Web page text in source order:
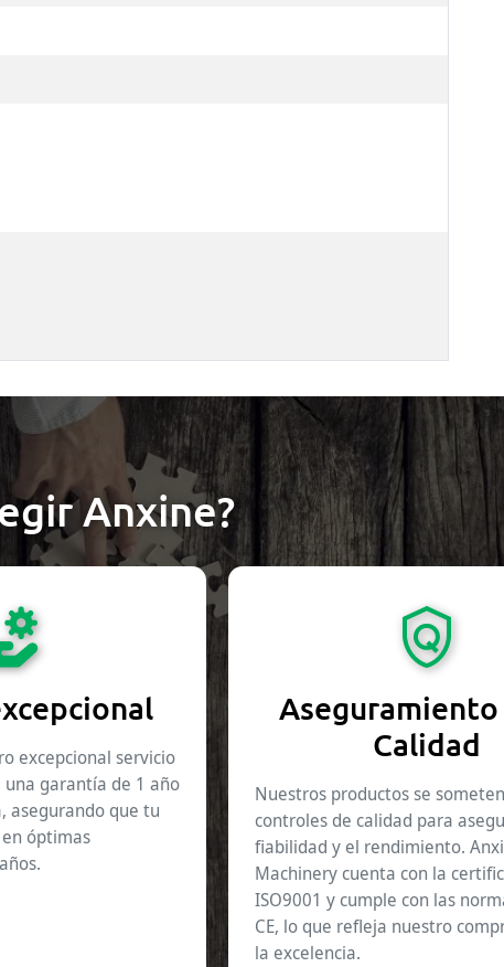
Anxine?
excepcional servicio
garantía de 1 año
asegurando que tu
óptimas
Aseguramiento
Calidad
Nuestros productos se
controles de calidad para
fiabilidad y el rendimiento.
Machinery cuenta con la
ISO9001 y cumple con las
CE, lo que refleja nuestro
la excelencia.